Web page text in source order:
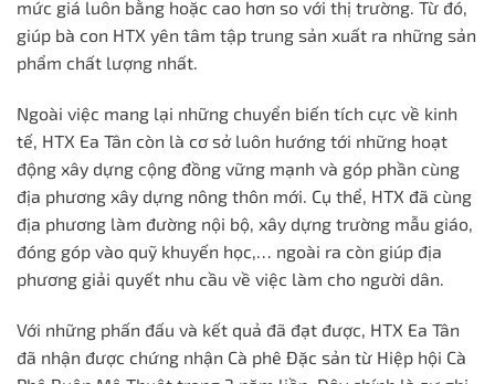
mức giá luôn bằng hoặc cao hơn so với thị trường. Từ đó,
giúp bà con HTX yên tâm tập trung sản xuất ra những sản
phẩm chất lượng nhất.
Ngoài việc mang lại những chuyển biến tích cực về kinh
tế, HTX Ea Tân còn là cơ sở luôn hướng tới những hoạt
động xây dựng cộng đồng vững mạnh và góp phần cùng
địa phương xây dựng nông thôn mới. Cụ thể, HTX đã cùng
địa phương làm đường nội bộ, xây dựng trường mẫu giáo,
đóng góp vào quỹ khuyến học,… ngoài ra còn giúp địa
phương giải quyết nhu cầu về việc làm cho người dân.
Với những phấn đấu và kết quả đã đạt được, HTX Ea Tân
đã nhận được chứng nhận Cà phê Đặc sản từ Hiệp hội Cà